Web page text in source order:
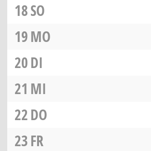
18SO
19MO
20DI
21 MI
22DO
23FR